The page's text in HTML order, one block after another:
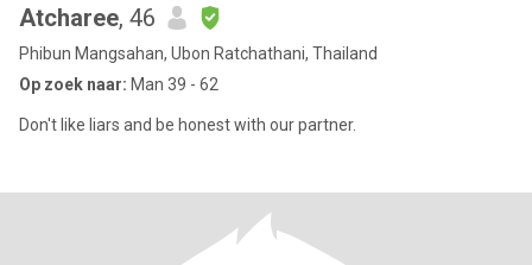
Atcharee, 46
Phibun Mangsahan, Ubon Ratchathani, Thailand
Op zoek naar: Man 39 - 62
Don't like liars and be honest with our partner.